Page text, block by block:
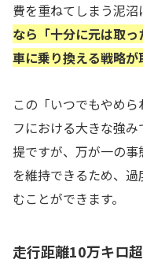
費を重ねてしまう泥沼
なら「十分に元は取
車に乗り換える戦略が
この「いつでもやめ
フにおける大きな強
提ですが、万が一の
を維持できるため、
むことができます。
走行距離10万キロ